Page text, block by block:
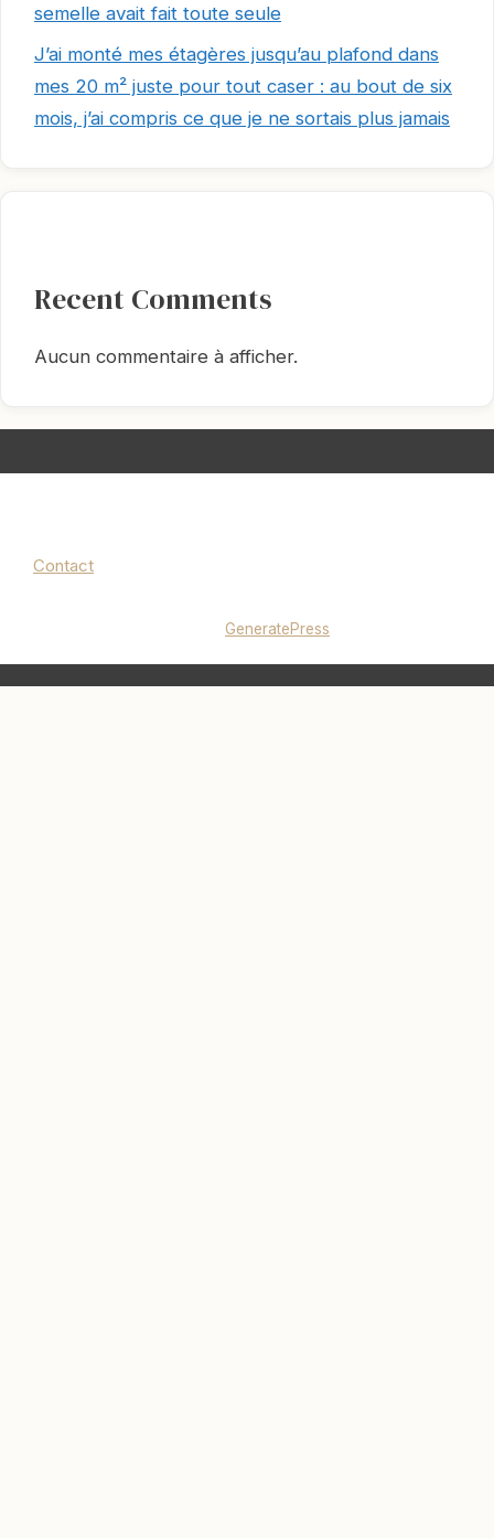
semelle avait fait toute seule
J’ai monté mes étagères jusqu’au plafond dans
mes 20 m² juste pour tout caser : au bout de six
mois, j’ai compris ce que je ne sortais plus jamais
Recent Comments
Aucun commentaire à afficher.
Contact
GeneratePress